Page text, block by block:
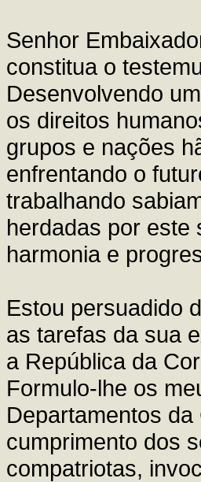
Senhor
constitua o
Desenvolvendo
os direitos
grupos e nações
enfrentando o
trabalhando
herdadas por este
harmonia e
Estou persuadido
as tarefas da sua
a República da
Formulo-lhe os
Departamentos
cumprimento dos
compatriotas,